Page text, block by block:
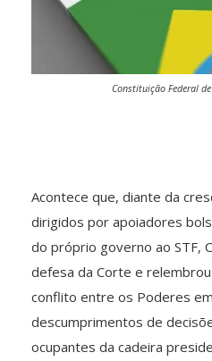
Constituição Federal
Acontece que, diante da
dirigidos por apoiadores
do próprio governo ao STF,
defesa da Corte e
conflito entre os Poderes
descumprimentos de
ocupantes da cadeira